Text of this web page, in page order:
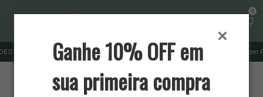
Ganhe 10% OFF em
sua primeira compra
0
FRETE GRÁTIS ACIMA DE R$ 379 | OUTRAS REGIÕES R$ 499 cupom